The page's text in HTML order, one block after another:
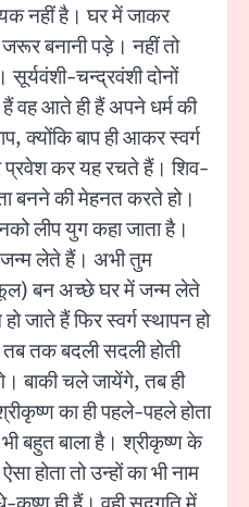
नहीं है। घर में जाकर
बनानी पड़े। नहीं तो
चन्द्रवंशी दोनों
वह आते ही हैं अपने धर्म की
क्योंकि बाप ही आकर स्वर्ग
प्रवेश कर यह रचते हैं। शिव-
बनने की मेहनत करते हो।
लीप युग कहा जाता है।
जन्म लेते हैं। अभी तुम
बन अच्छे घर में जन्म लेते
हैं फिर स्वर्ग स्थापन हो
तक बदली सदली होती
बाकी चले जायेंगे, तब ही
का ही पहले-पहले होता
बहुत बाला है। श्रीकृष्ण के
होता तो उन्हों का भी नाम